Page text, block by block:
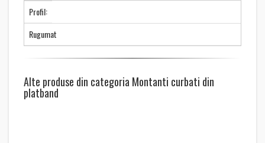
Profil:
Rugumat
Alte produse din categoria Montanti curbati din
platband